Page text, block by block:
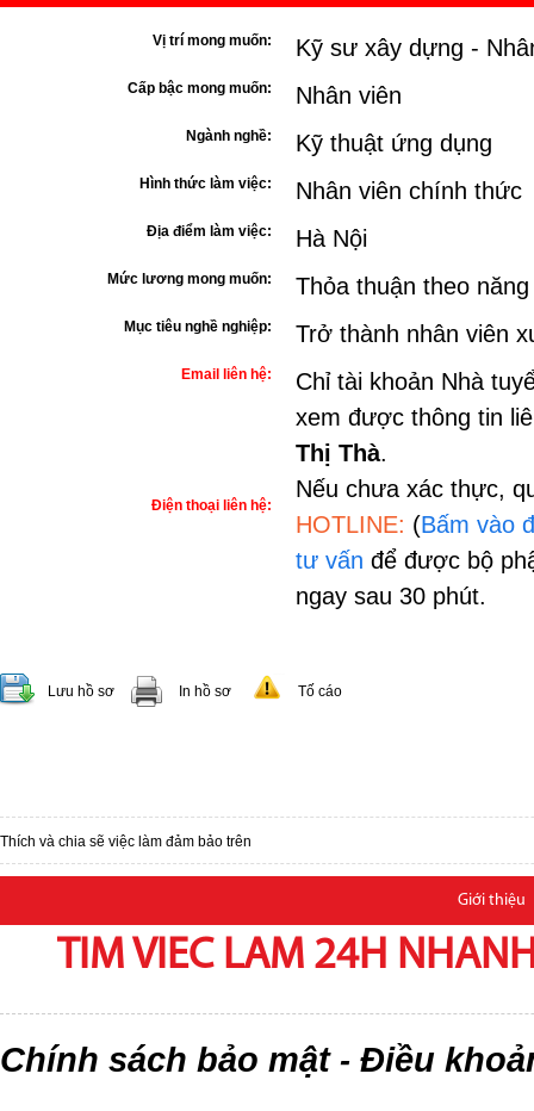
Vị trí mong muốn: Kỹ sư xây dựng -
Cấp bậc mong muốn: Nhân viên
Ngành nghề: Kỹ thuật ứng dụng
Hình thức làm việc: Nhân viên chính thức
Địa điểm làm việc: Hà Nội
Mức lương mong muốn: Thỏa thuận theo
Mục tiêu nghề nghiệp: Trở thành nhân viên
Email liên hệ:
Chỉ tài khoản Nhà
xem được thông tin
Thị Thà.
Nếu chưa xác thực,
HOTLINE: (Bấm vào
tư vấn để được bộ
ngay sau 30 phút.
Điện thoại liên hệ:
Lưu hồ sơ In hồ sơ Tố cáo
Thích và chia sẽ việc làm đảm bảo trên
Giới thiệu
TIM VIEC LAM 24H
Chính sách bảo mật- Điều